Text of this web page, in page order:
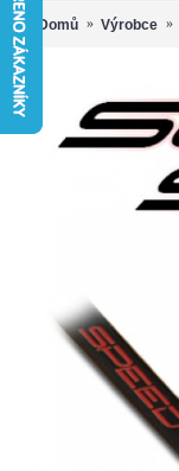
Domů Výrobce